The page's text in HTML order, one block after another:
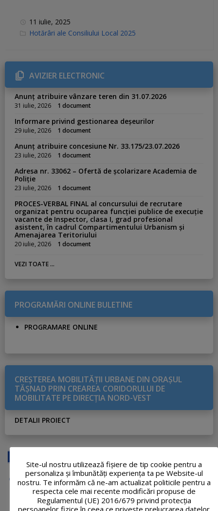
11 iulie, 2025
C
r
i
e
s
Hotărâri ale Consiliului Local 2025
AVIZIER ELECTRONIC
Anunț atribuire vânzare teren din 31.07.2026
31 iulie, 2026 1 document
Informare privind gestionarea deșeurilor
29 iulie, 2026 1 document
Anunț atribuire concesiune Nr. 33.175/23.07.2026
23 iulie, 2026 1 document
Adresa nr. 33062 – Ofertă de școlarizare Academia de
Poliție
23 iulie, 2026 1 document
PROCES-VERBAL FINAL al concursului de recrutare
organizat pentru ocuparea funcției publice de execuție
vacante de Inspector, clasa I, grad profesional
asistent, în cadrul Compartimentului Urbanism și
Amenajarea Teritoriului
20 iulie, 2026 1 document
VEZI TOATE ...
PROGRAMĂRI ONLINE BULETINE
PROGRAMARE ONLINE
CREŞTEREA MOBILITĂŢII URBANE DIN ORAŞUL
TĂŞNAD PRIN CREAREA CORIDORULUI DE
MOBILITATE PE DIRECŢIA NORD-VEST
DETALII PROIECT
Site-ul nostru utilizează fişiere de tip cookie pentru a
personaliza și îmbunătăți experiența ta pe Website-ul
nostru. Te informăm că ne-am actualizat politicile pentru a
respecta cele mai recente modificări propuse de
Regulamentul (UE) 2016/679 privind protecția
persoanelor fizice în ceea ce privește prelucrarea datelor